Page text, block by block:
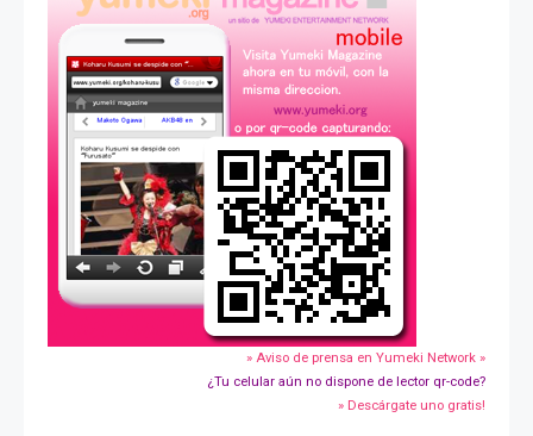
» Aviso de prensa en Yumeki Network »
¿Tu celular aún no dispone de lector qr-code?
» Descárgate uno gratis!